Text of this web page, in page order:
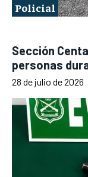
Policial
Sección
personas
28 de julio de 2026